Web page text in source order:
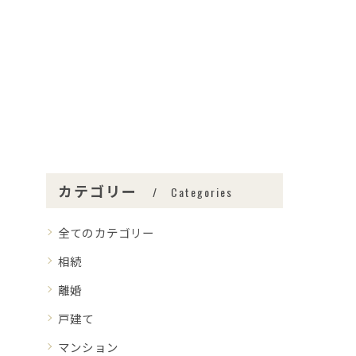
カテゴリー Categories
全てのカテゴリー
相続
離婚
戸建て
マンション